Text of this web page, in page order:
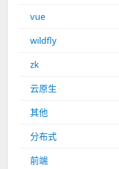
vue
wildfly
zk
云原生
其他
分布式
前端